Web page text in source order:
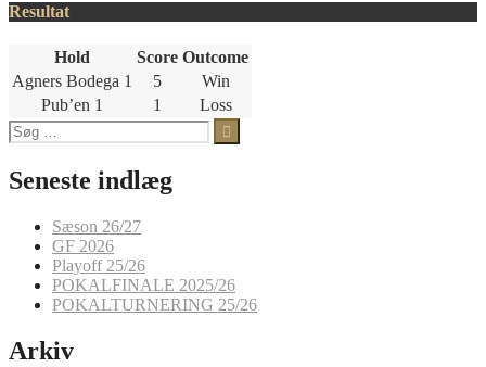
Resultat
Hold Score Outcome
Agners Bodega 1
5
Win
Pub’en 1
1
Loss
Søg
efter:
Seneste indlæg
Sæson 26/27
GF 2026
Playoff 25/26
POKALFINALE 2025/26
POKALTURNERING 25/26
Arkiv